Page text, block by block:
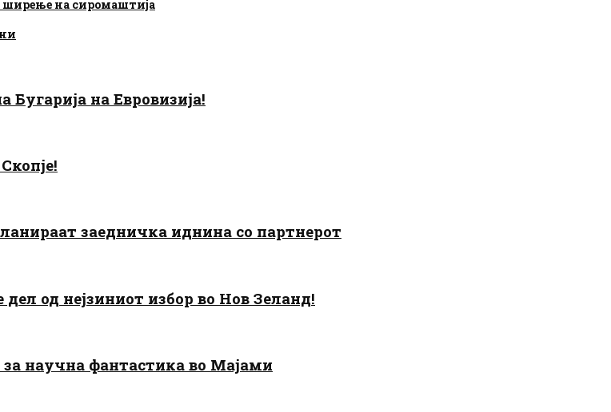
ширење на сиромаштија
Бугарија на Евровизија!
заедничка иднина со партнерот
дел од нејзиниот избор во Нов Зеланд!
за научна фантастика во Мајами